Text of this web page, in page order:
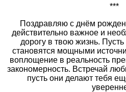
***
Поздравляю с днём
действительно важное и
дорогу в твою жизнь.
становятся мощными
воплощение в реальность
закономерность. Встречай
пусть они делают тебя